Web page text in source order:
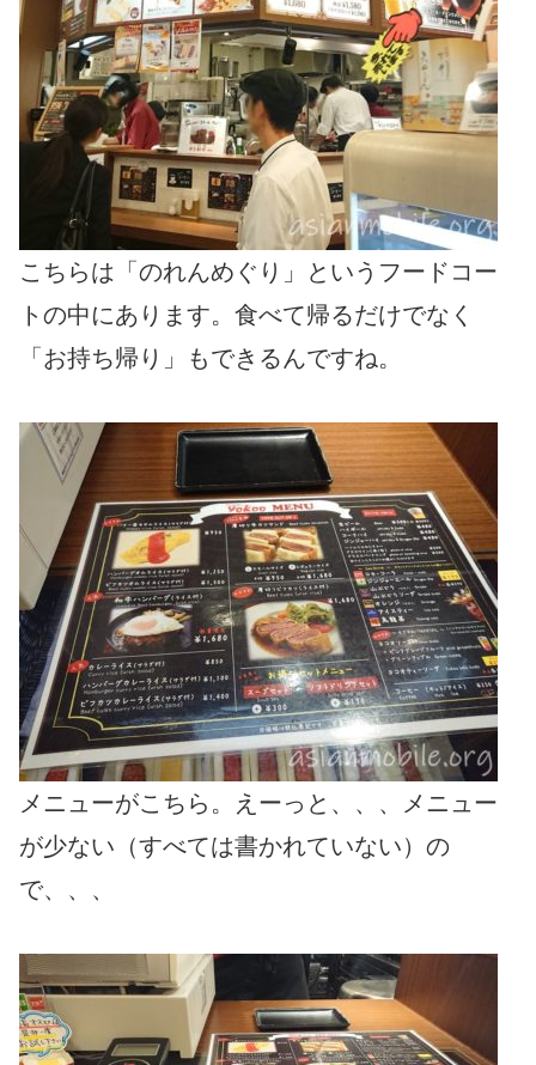
こちらは「のれんめぐり」というフードコー
トの中にあります。食べて帰るだけでなく
「お持ち帰り」もできるんですね。
メニューがこちら。えーっと、、、メニュー
が少ない（すべては書かれていない）の
で、、、